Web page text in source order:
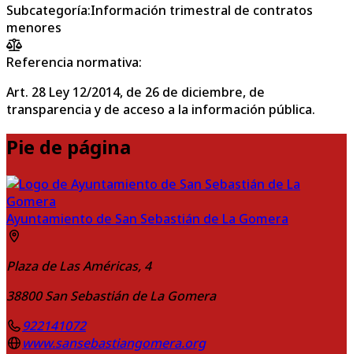
Subcategoría:Información trimestral de contratos
menores
Referencia normativa:
Art. 28 Ley 12/2014, de 26 de diciembre, de
transparencia y de acceso a la información pública.
Pie de página
Ayuntamiento de San Sebastián de La Gomera
Plaza de Las Américas, 4
38800 San Sebastián de La Gomera
922141072
www.sansebastiangomera.org